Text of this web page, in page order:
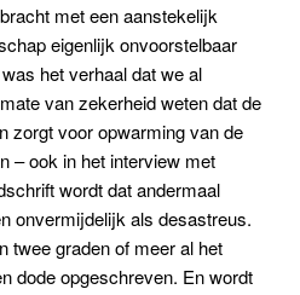
met een aanstekelijk
eigenlijk onvoorstelbaar
het verhaal dat we al
van zekerheid weten dat de
zorgt voor opwarming van de
– ook in het interview met
wordt dat andermaal
onvermijdelijk als desastreus.
twee graden of meer al het
dode opgeschreven. En wordt